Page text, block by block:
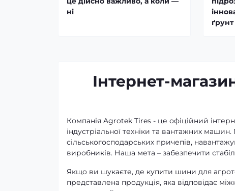
ні
ґрунт
Інтернет-
Компанія Agrotek Tires - це офіційний
індустріальної техніки та вантажних
сільськогосподарських причепів,
виробників. Наша мета – забезпечити
Якщо ви шукаєте, де купити шини для
представлена ​​продукція, яка відповідає